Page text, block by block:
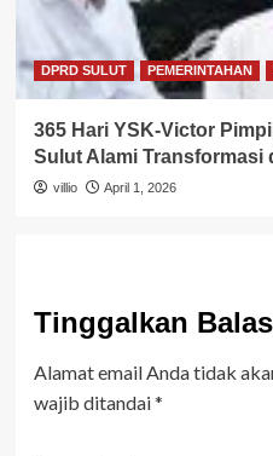
DPRD SULUT PEMERINTAHAN
365 Hari YSK-Victor
Sulut Alami Transformasi
villio April 1, 2026
Tinggalkan
Alamat email Anda tidak
wajib ditandai*